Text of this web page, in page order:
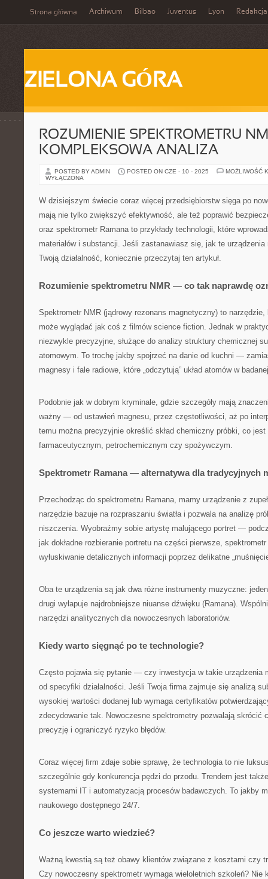
Strona główna Archiwum Bilbao Juventus Lyon Redakcja
ZIELONA GÓRA
ROZUMIENIE SPEKTROMETRU
KOMPLEKSOWA ANALIZA
POSTED BY ADMIN POSTED ON CZE - 10 - 2025
MOŻLIWOŚĆ
WYŁĄCZONA
W dzisiejszym świecie coraz więcej przedsiębiorstw sięga po
mają nie tylko zwiększyć efektywność, ale też poprawić
oraz spektrometr Ramana to przykłady technologii, które
materiałów i substancji. Jeśli zastanawiasz się, jak te
Twoją działalność, koniecznie przeczytaj ten artykuł.
Rozumienie spektrometru NMR — co tak naprawdę
Spektrometr NMR (jądrowy rezonans magnetyczny) to
może wyglądać jak coś z filmów science fiction. Jednak w
niezwykle precyzyjne, służące do analizy struktury chemicznej
atomowym. To trochę jakby spojrzeć na danie od kuchni —
magnesy i fale radiowe, które „odczytują” układ atomów w
Podobnie jak w dobrym kryminale, gdzie szczegóły mają
ważny — od ustawień magnesu, przez częstotliwości, aż po
temu można precyzyjnie określić skład chemiczny próbki, co jest
farmaceutycznym, petrochemicznym czy spożywczym.
Spektrometr Ramana — alternatywa dla tradycyjnych
Przechodząc do spektrometru Ramana, mamy urządzenie z
narzędzie bazuje na rozpraszaniu światła i pozwala na analizę
niszczenia. Wyobraźmy sobie artystę malującego portret —
jak dokładne rozbieranie portretu na części pierwsze,
wyłuskiwanie detalicznych informacji poprzez delikatne
Oba te urządzenia są jak dwa różne instrumenty muzyczne:
drugi wyłapuje najdrobniejsze niuanse dźwięku (Ramana).
narzędzi analitycznych dla nowoczesnych laboratoriów.
Kiedy warto sięgnąć po te technologie?
Często pojawia się pytanie — czy inwestycja w takie urządzenia
od specyfiki działalności. Jeśli Twoja firma zajmuje się analizą
wysokiej wartości dodanej lub wymaga certyfikatów
zdecydowanie tak. Nowoczesne spektrometry pozwalają skrócić
precyzję i ograniczyć ryzyko błędów.
Coraz więcej firm zdaje sobie sprawę, że technologia to nie
szczególnie gdy konkurencja pędzi do przodu. Trendem jest
systemami IT i automatyzacją procesów badawczych. To jakby
naukowego dostępnego 24/7.
Co jeszcze warto wiedzieć?
Ważną kwestią są też obawy klientów związane z kosztami czy
Czy nowoczesny spektrometr wymaga wieloletnich szkoleń? Nie